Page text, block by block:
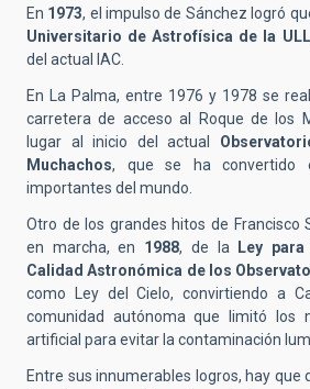
En 1973, el impulso de Sánchez logró
Universitario de Astrofísica de la ULL
del actual IAC.
En La Palma, entre 1976 y 1978 se
carretera de acceso al Roque de los
lugar al inicio del actual
Muchachos, que se ha convertido
importantes del mundo.
Otro de los grandes hitos de Francisco
en marcha, en 1988, de la
Ley
Calidad Astronómica de los
como Ley del Cielo, convirtiendo a
comunidad autónoma que limitó los
artificial para evitar la contaminación
Entre sus innumerables logros, hay que